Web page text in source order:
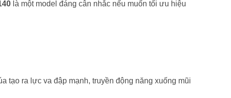
là một model đáng cân nhắc nếu muốn tối ưu hiệu
tạo ra lực va đập mạnh, truyền động năng xuống mũi